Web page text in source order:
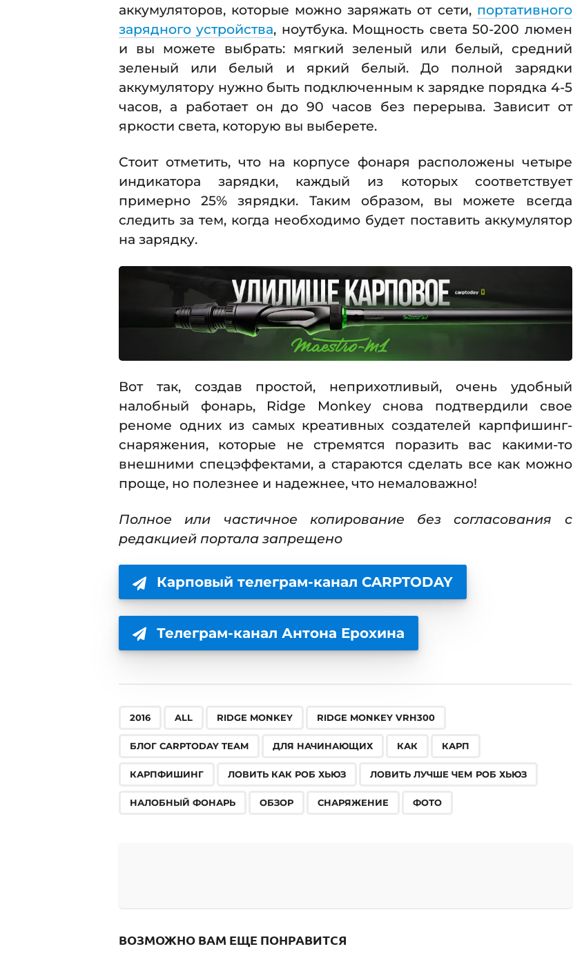
аккумуляторов, которые можно заряжать от сети, портативного
зарядного устройства, ноутбука. Мощность света 50-200 люмен
и вы можете выбрать: мягкий зеленый или белый, средний
зеленый или белый и яркий белый. До полной зарядки
аккумулятору нужно быть подключенным к зарядке порядка 4-5
часов, а работает он до 90 часов без перерыва. Зависит от
яркости света, которую вы выберете.
Стоит отметить, что на корпусе фонаря расположены четыре
индикатора зарядки, каждый из которых соответствует
примерно 25% зярядки. Таким образом, вы можете всегда
следить за тем, когда необходимо будет поставить аккумулятор
на зарядку.
Вот так, создав простой, неприхотливый, очень удобный
налобный фонарь, Ridge Monkey снова подтвердили свое
реноме одних из самых креативных создателей карпфишинг-
снаряжения, которые не стремятся поразить вас какими-то
внешними спецэффектами, а стараются сделать все как можно
проще, но полезнее и надежнее, что немаловажно!
Полное или частичное копирование без согласования с
редакцией портала запрещено
Карповый телеграм-канал CARPTODAY
Телеграм-канал Антона Ерохина
2016 ALL RIDGE MONKEY RIDGE MONKEY VRH300
БЛОГ CARPTODAY TEAM ДЛЯ НАЧИНАЮЩИХ КАК КАРП
КАРПФИШИНГ ЛОВИТЬ КАК РОБ ХЬЮЗ ЛОВИТЬ ЛУЧШЕ ЧЕМ РОБ ХЬЮЗ
НАЛОБНЫЙ ФОНАРЬ ОБЗОР СНАРЯЖЕНИЕ ФОТО
ВОЗМОЖНО ВАМ ЕЩЕ ПОНРАВИТСЯ